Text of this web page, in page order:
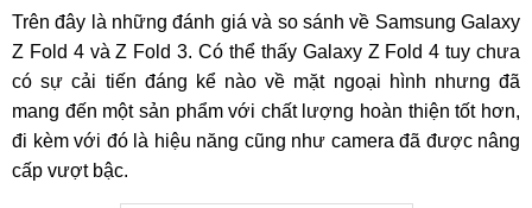
Trên đây là những đánh giá và so sánh về Samsung Galaxy
Z Fold 4 và Z Fold 3. Có thể thấy Galaxy Z Fold 4 tuy chưa
có sự cải tiến đáng kể nào về mặt ngoại hình nhưng đã
mang đến một sản phẩm với chất lượng hoàn thiện tốt hơn,
đi kèm với đó là hiệu năng cũng như camera đã được nâng
cấp vượt bậc.